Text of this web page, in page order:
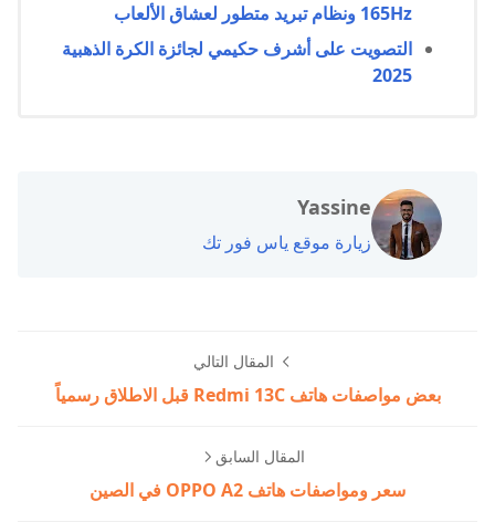
165Hz ونظام تبريد متطور لعشاق الألعاب
التصويت على أشرف حكيمي لجائزة الكرة الذهبية
2025
Yassine
زيارة موقع ياس فور تك
المقال التالي
بعض مواصفات هاتف Redmi 13C قبل الاطلاق رسمياً
المقال السابق
سعر ومواصفات هاتف OPPO A2 في الصين